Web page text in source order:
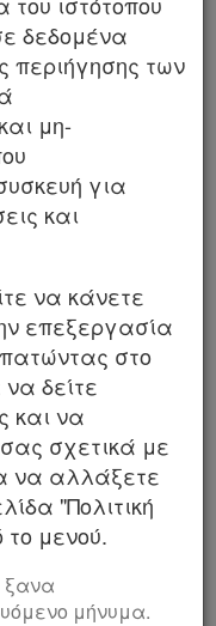
της Γενικής
του
Προεδρίας της
ΔΗΜΟΚΡΑΤΙΑΣ
α) του
οργάνωση,
Κυβέρνησης,
της κεντρικής
όπως ισχύει, και
20 και της
για
όργανα
σε
119 του
ν. 3469/2006
δεδομένα
περιήγησης των
μη-
για
και
να κάνετε
επεξεργασία
στο
δείτε
και να
σας σχετικά με
να αλλάξετε
"Πολιτική
μενού.
ξανα
μήνυμα.